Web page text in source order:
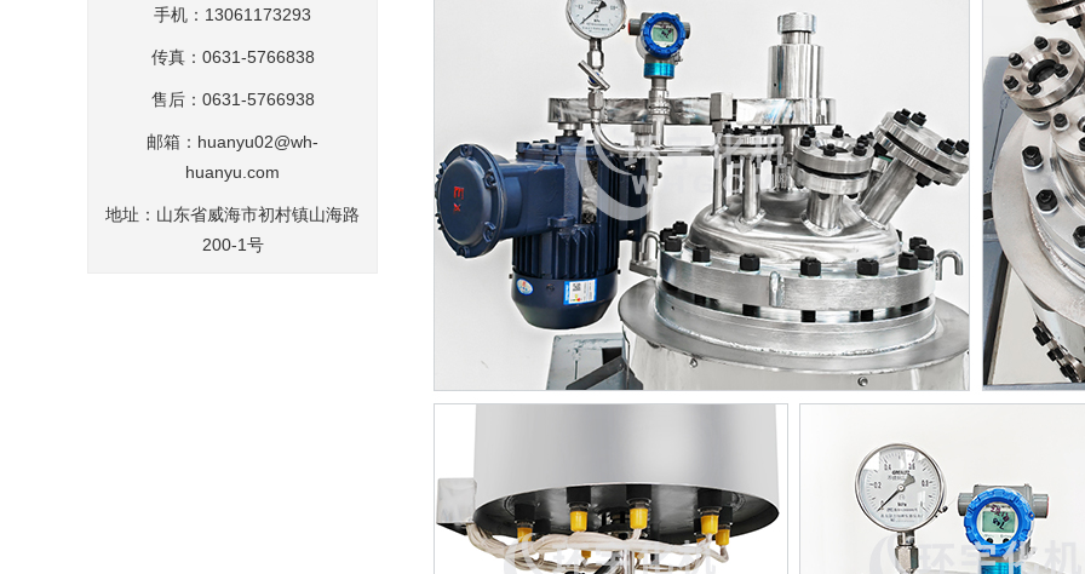
手机：13061173293
传真：0631-5766838
售后：0631-5766938
邮箱： huanyu02@wh-
huanyu.com
地址：山东省威海市初村镇山海路
200-1号